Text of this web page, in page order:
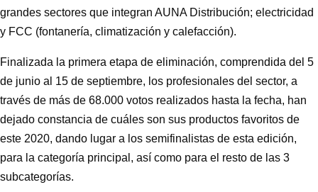
grandes sectores que integran AUNA Distribución; electricidad
y FCC (fontanería, climatización y calefacción).
Finalizada la primera etapa de eliminación, comprendida del 5
de junio al 15 de septiembre, los profesionales del sector, a
través de más de 68.000 votos realizados hasta la fecha, han
dejado constancia de cuáles son sus productos favoritos de
este 2020, dando lugar a los semifinalistas de esta edición,
para la categoría principal, así como para el resto de las 3
subcategorías.